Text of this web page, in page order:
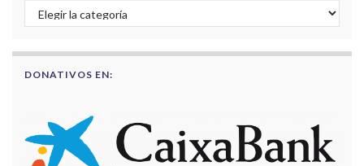
Buscar por categorías
DONATIVOS EN: